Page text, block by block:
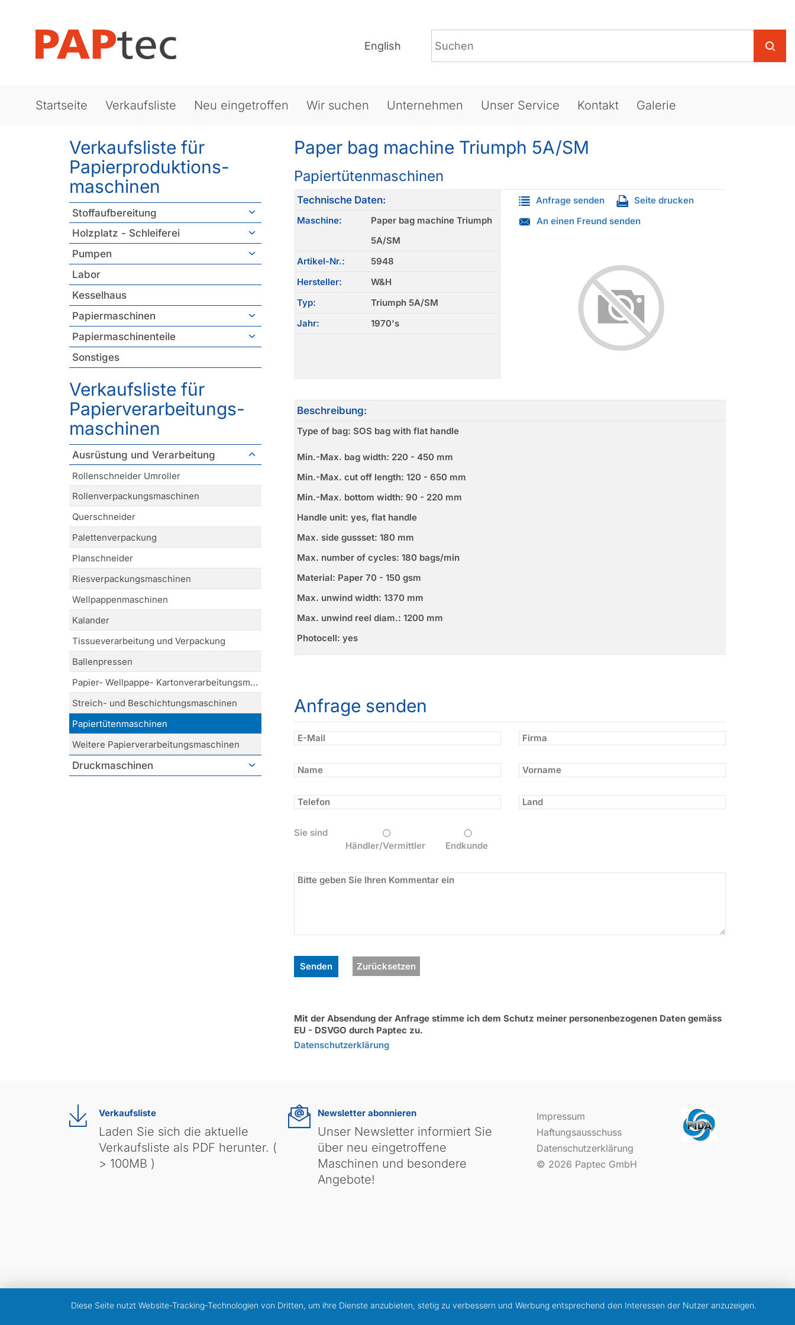
English
Startseite Verkaufsliste Neu eingetroffen Wir suchen Unternehmen Unser Service Kontakt Galerie
Verkaufsliste für
Papierproduktions­
maschinen
Stoffaufbereitung
Holzplatz - Schleiferei
Pumpen
Labor
Kesselhaus
Papiermaschinen
Papiermaschinenteile
Sonstiges
Verkaufsliste für
Papierverarbeitungs­
maschinen
Ausrüstung und Verarbeitung
Rollenschneider Umroller
Rollenverpackungsmaschinen
Querschneider
Palettenverpackung
Planschneider
Riesverpackungsmaschinen
Wellpappenmaschinen
Kalander
Tissueverarbeitung und Verpackung
Ballenpressen
Papier- Wellpappe- Kartonverarbeitungsmaschinen
Streich- und Beschichtungsmaschinen
Papiertütenmaschinen
Weitere Papierverarbeitungsmaschinen
Druckmaschinen
Paper bag machine Triumph 5A/SM
Papiertütenmaschinen
Anfrage senden
Seite drucken
An einen Freund senden
Technische Daten:
Maschine:
Paper bag machine Triumph
5A/SM
Artikel-Nr.:
5948
Hersteller:
W&H
Typ:
Triumph 5A/SM
Jahr:
1970's
Beschreibung:
Type of bag: SOS bag with flat handle
Min.-Max. bag width: 220 - 450 mm
Min.-Max. cut off length: 120 - 650 mm
Min.-Max. bottom width: 90 - 220 mm
Handle unit: yes, flat handle
Max. side gussset: 180 mm
Max. number of cycles: 180 bags/min
Material: Paper 70 - 150 gsm
Max. unwind width: 1370 mm
Max. unwind reel diam.: 1200 mm
Photocell: yes
Anfrage senden
Sie sind
Händler/Vermittler
Endkunde
Zurücksetzen
Mit der Absendung der Anfrage stimme ich dem Schutz meiner personenbezogenen Daten gemäss
EU - DSVGO durch Paptec zu.
Datenschutzerklärung
Verkaufsliste
Laden Sie sich die aktuelle
Verkaufsliste als PDF herunter. (
> 100MB )
Newsletter abonnieren
Unser Newsletter informiert Sie
über neu eingetroffene
Maschinen und besondere
Angebote!
Impressum
Haftungsausschuss
Datenschutzerklärung
© 2026 Paptec GmbH
Diese Seite nutzt Website-Tracking-Technologien von Dritten, um ihre Dienste anzubieten, stetig zu verbessern und Werbung entsprechend den Interessen der Nutzer anzuzeigen.